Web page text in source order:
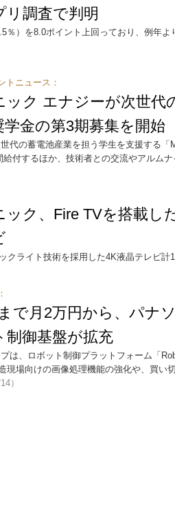
リ調査で判明
％）を8.0ポイント上回っており、例年
トニュース：
ック エナジーが次世代
学金の第3期募集を開始
代の蓄電池産業を担う学生を支援する
給付するほか、技術者との交流やアルム
ック、Fire TVを搭載し
クライト技術を採用した4K液晶テレビ計
で月2万円から、パナ
制御基盤が拡充
は、ロボット制御プラットフォーム「
現場向けの画像処理機能の強化や、買い
）